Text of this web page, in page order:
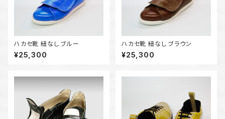
ハカセ靴 紐なし ブルー
¥25,300
ハカセ靴 紐なし ブラウン
¥25,300